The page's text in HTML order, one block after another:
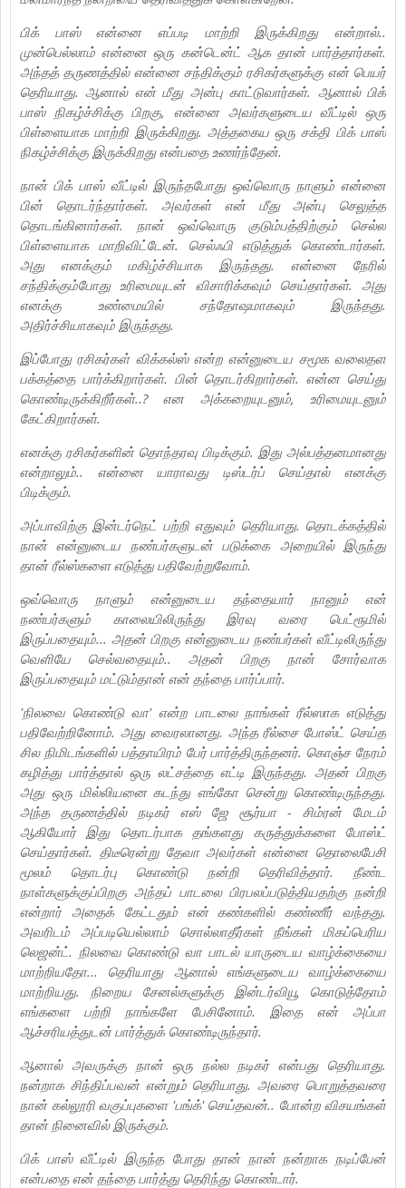
பிக் பாஸ் என்னை எப்படி மாற்றி இருக்கிறது என்றால்..
முன்பெல்லாம் என்னை ஒரு கன்டென்ட் ஆக தான் பார்த்தார்கள்.
அந்தத் தருணத்தில் என்னை சந்திக்கும் ரசிகர்களுக்கு என் பெயர்
தெரியாது. ஆனால் என் மீது அன்பு காட்டுவார்கள். ஆனால் பிக்
பாஸ் நிகழ்ச்சிக்கு பிறகு, என்னை அவர்களுடைய வீட்டில் ஒரு
பிள்ளையாக மாற்றி இருக்கிறது. அத்தகைய ஒரு சக்தி பிக் பாஸ்
நிகழ்ச்சிக்கு இருக்கிறது என்பதை உணர்ந்தேன்.
நான் பிக் பாஸ் வீட்டில் இருந்தபோது ஒவ்வொரு நாளும் என்னை
பின் தொடர்ந்தார்கள். அவர்கள் என் மீது அன்பு செலுத்த
தொடங்கினார்கள். நான் ஒவ்வொரு குடும்பத்திற்கும் செல்ல
பிள்ளையாக மாறிவிட்டேன். செல்ஃபி எடுத்துக் கொண்டார்கள்.
அது எனக்கும் மகிழ்ச்சியாக இருந்தது. என்னை நேரில்
சந்திக்கும்போது உரிமையுடன் விசாரிக்கவும் செய்தார்கள். அது
எனக்கு உண்மையில் சந்தோஷமாகவும் இருந்தது.
அதிர்ச்சியாகவும் இருந்தது.
இப்போது ரசிகர்கள் விக்கல்ஸ் என்ற என்னுடைய சமூக வலைதள
பக்கத்தை பார்க்கிறார்கள். பின் தொடர்கிறார்கள். என்ன செய்து
கொண்டிருக்கிறீர்கள்..? என அக்கறையுடனும், உரிமையுடனும்
கேட்கிறார்கள்.
எனக்கு ரசிகர்களின் தொந்தரவு பிடிக்கும். இது அல்பத்தனமானது
என்றாலும்.. என்னை யாராவது டிஸ்டர்ப் செய்தால் எனக்கு
பிடிக்கும்.
அப்பாவிற்கு இன்டர்நெட் பற்றி எதுவும் தெரியாது. தொடக்கத்தில்
நான் என்னுடைய நண்பர்களுடன் படுக்கை அறையில் இருந்து
தான் ரீல்ஸ்களை எடுத்து பதிவேற்றுவோம்.
ஒவ்வொரு நாளும் என்னுடைய தந்தையார் நானும் என்
நண்பர்களும் காலையிலிருந்து இரவு வரை பெட்ரூமில்
இருப்பதையும்... அதன் பிறகு என்னுடைய நண்பர்கள் வீட்டிலிருந்து
வெளியே செல்வதையும்.. அதன் பிறகு நான் சோர்வாக
இருப்பதையும் மட்டும்தான் என் தந்தை பார்ப்பார்.‌
'நிலவை கொண்டு வா' என்ற பாடலை நாங்கள் ரீல்ஸாக எடுத்து
பதிவேற்றினோம். அது வைரலானது. அந்த ரீல்சை போஸ்ட் செய்த
சில நிமிடங்களில் பத்தாயிரம் பேர் பார்த்திருந்தனர். கொஞ்ச நேரம்
கழித்து பார்த்தால் ஒரு லட்சத்தை எட்டி இருந்தது.‌ அதன் பிறகு
அது ஒரு மில்லியனை கடந்து எங்கோ சென்று கொண்டிருந்தது.
அந்த தருணத்தில் நடிகர் எஸ் ஜே சூர்யா - சிம்ரன் மேடம்
ஆகியோர் இது தொடர்பாக தங்களது கருத்துக்களை போஸ்ட்
செய்தார்கள். திடீரென்று தேவா அவர்கள் என்னை தொலைபேசி
மூலம் தொடர்பு கொண்டு நன்றி தெரிவித்தார். நீண்ட
நாள்களுக்குப்பிறகு அந்தப் பாடலை பிரபலப்படுத்தியதற்கு நன்றி
என்றார் அதைக் கேட்டதும் என் கண்களில் கண்ணீர் வந்தது.
அவரிடம் அப்படியெல்லாம் சொல்லாதீர்கள் நீங்கள் மிகப்பெரிய
லெஜன்ட். நிலவை கொண்டு வா பாடல் யாருடைய வாழ்க்கையை
மாற்றியதோ... தெரியாது ஆனால் எங்களுடைய வாழ்க்கையை
மாற்றியது. நிறைய சேனல்களுக்கு இன்டர்வியூ கொடுத்தோம்
எங்களை பற்றி நாங்களே பேசினோம். இதை என் அப்பா
ஆச்சரியத்துடன் பார்த்துக் கொண்டிருந்தார்.
ஆனால் அவருக்கு நான் ஒரு நல்ல நடிகர் என்பது தெரியாது.
நன்றாக சிந்திப்பவன் என்றும் தெரியாது. அவரை பொறுத்தவரை
நான் கல்லூரி வகுப்புகளை 'பங்க்' செய்தவன்.. போன்ற விசயங்கள்
தான் நினைவில் இருக்கும்.
பிக் பாஸ் வீட்டில் இருந்த போது தான் நான் நன்றாக நடிப்பேன்
என்பதை என் தந்தை பார்த்து தெரிந்து கொண்டார்.‌